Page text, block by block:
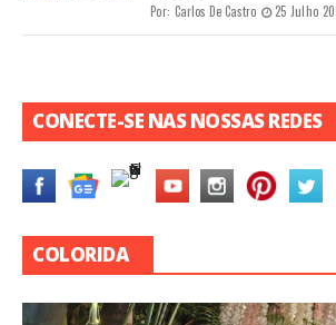
Por: Carlos De Castro 25 Julho
CONECTE-SE NAS NOSSAS REDES
COLORIDA